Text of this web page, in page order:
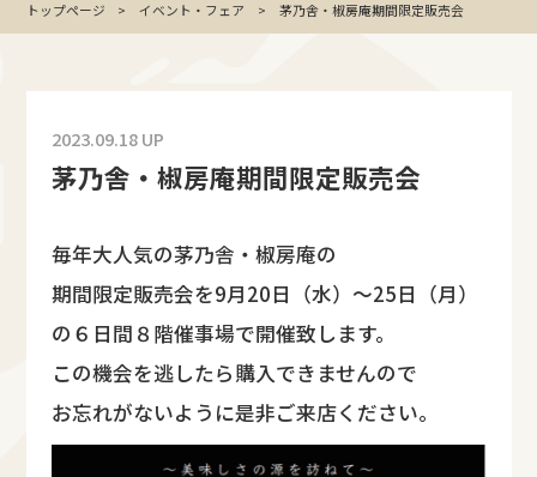
トップページ イベント・フェア 茅乃舎・椒房庵期間限定販売会
2023.09.18 UP
茅乃舎・椒房庵期間限定販売会
毎年大人気の茅乃舎・椒房庵の
期間限定販売会を9月20日（水）～25日（月）
の６日間８階催事場で開催致します。
この機会を逃したら購入できませんので
お忘れがないように是非ご来店ください。